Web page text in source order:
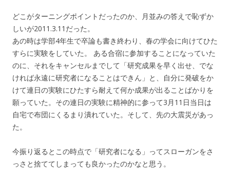
どこがターニングポイントだったのか、月並みの答えで恥ずか
しいが2011.3.11だった。
あの時は学部4年生で卒論も書き終わり、春の学会に向けてひた
すらに実験をしていた。 ある合宿に参加することになっていた
のに、それをキャンセルまでして「研究成果を早く出せ、でな
ければ永遠に研究者になることはできん」と、自分に発破をか
けて連日の実験にひたすら耐えて何か成果が出ることばかりを
願っていた。その連日の実験に精神的に参って3月11日当日は
自宅で布団にくるまり潰れていた。そして、先の大震災があっ
た。
今振り返るとこの時点で「研究者になる」ってスローガンをさ
っさと捨ててしまっても良かったのかなと思う。